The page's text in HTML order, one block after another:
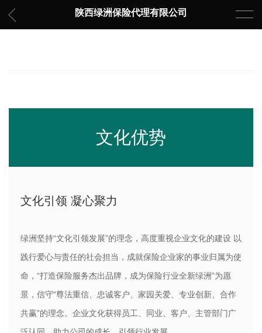
陕西绿洲保险代理有限公司
文化优势
文化引领 凝心聚力
绿洲坚持“文化引领发展”的理念，高度重视企业文化的建设 以
践行爱心与责任的社会担当，成就保险企业家的事业归属为使
命，“打造保险服务杰出品牌，成为保险行业全新绿洲”为愿
景，信守“尊法重信、忠诚客户、家园关爱、专业创新、合作
共赢”的理念。企业文化获得员工、同业、客户、主管部门广